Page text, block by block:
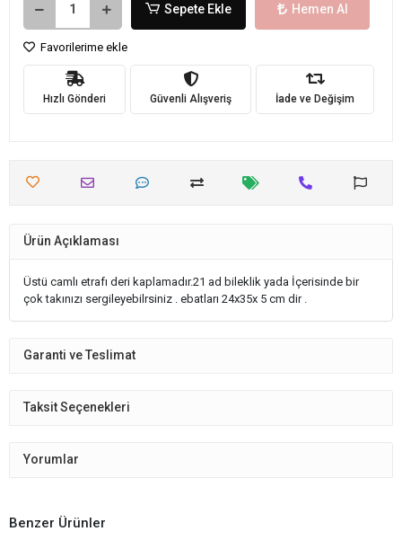
Sepete Ekle Hemen Al
Favorilerime ekle
Hızlı Gönderi Güvenli Alışveriş İade ve Değişim
Ürün Açıklaması
Üstü camlı etrafı deri kaplamadır.21 ad bileklik yada İçerisinde bir
çok takınızı sergileyebilrsiniz . ebatları 24x35x 5 cm dir .
Garanti ve Teslimat
Taksit Seçenekleri
Yorumlar
Benzer Ürünler